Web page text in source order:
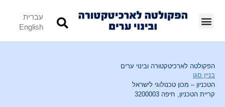
עברית
English
הפקולטה לארכיטקטורה ובינוי ערים
בניין סגו
הטכניון – מכון טכנולוגי לישראל
קריית הטכניון, חיפה 3200003